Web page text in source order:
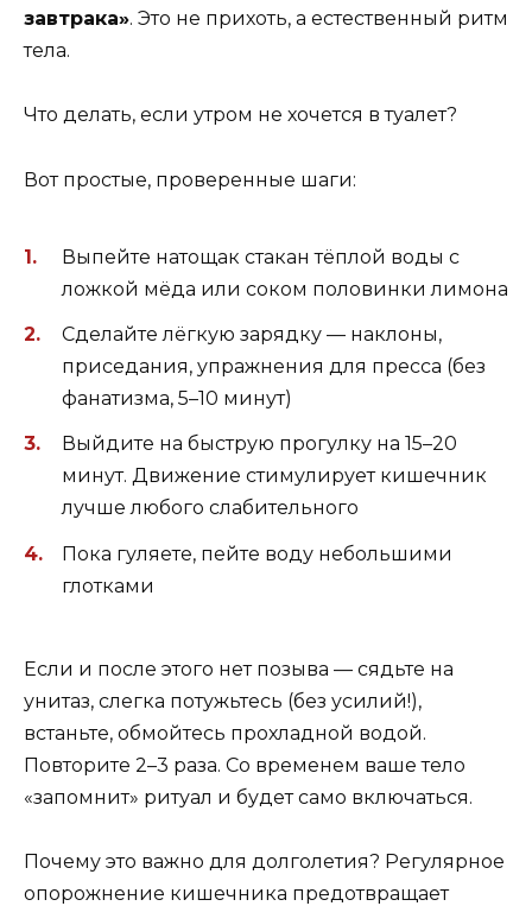
завтрака». Это не прихоть, а естественный ритм
тела.
Что делать, если утром не хочется в туалет?
Вот простые, проверенные шаги:
Выпейте натощак стакан тёплой воды с
ложкой мёда или соком половинки лимона
Сделайте лёгкую зарядку — наклоны,
приседания, упражнения для пресса (без
фанатизма, 5–10 минут)
Выйдите на быструю прогулку на 15–20
минут. Движение стимулирует кишечник
лучше любого слабительного
Пока гуляете, пейте воду небольшими
глотками
Если и после этого нет позыва — сядьте на
унитаз, слегка потужьтесь (без усилий!),
встаньте, обмойтесь прохладной водой.
Повторите 2–3 раза. Со временем ваше тело
«запомнит» ритуал и будет само включаться.
Почему это важно для долголетия? Регулярное
опорожнение кишечника предотвращает